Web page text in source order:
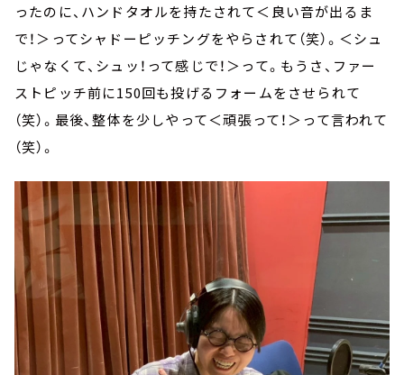
ったのに、ハンドタオルを持たされて＜良い音が出るま
で！＞ってシャドーピッチングをやらされて（笑）。＜シュ
じゃなくて、シュッ！って感じで！＞って。もうさ、ファー
ストピッチ前に150回も投げるフォームをさせられて
（笑）。最後、整体を少しやって＜頑張って！＞って言われて
（笑）。